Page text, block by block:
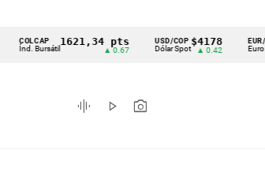
Cintillo
indicadores
económicos
1621,34 pts USD/COP
Dólar Spot
$4178
▲ 0.42
EUR/COP
Euro Spot
graphic_eq play_arrow photo_camera